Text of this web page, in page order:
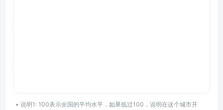
• 说明1: 100表示全国的平均水平，如果低过100，说明在这个城市开